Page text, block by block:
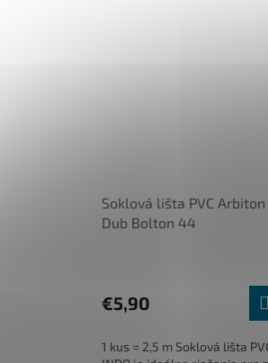
Soklová lišta PVC Arbiton
Dub Bolton 44
€5,90
1 kus = 2,5 m Soklová lišta